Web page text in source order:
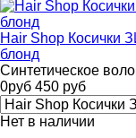
Hair Shop Косички
блонд
Синтетическое
0руб 450 руб
Нет в наличии